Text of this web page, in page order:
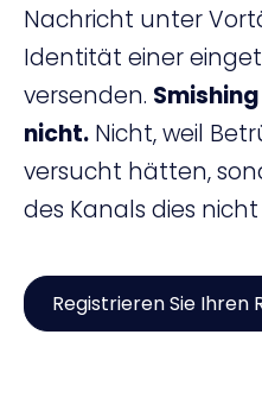
Nachricht unter
Identität einer
versenden.
nicht. Nicht, weil
versucht hätten,
des Kanals dies
Registrieren Sie Ihren